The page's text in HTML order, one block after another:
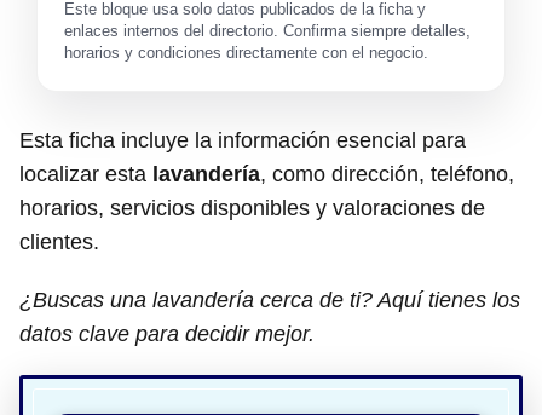
Este bloque usa solo datos publicados de la ficha y
enlaces internos del directorio. Confirma siempre detalles,
horarios y condiciones directamente con el negocio.
Esta ficha incluye la información esencial para
localizar esta lavandería, como dirección, teléfono,
horarios, servicios disponibles y valoraciones de
clientes.
¿Buscas una lavandería cerca de ti? Aquí tienes los
datos clave para decidir mejor.